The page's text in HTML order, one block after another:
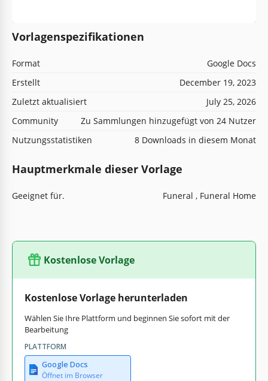
Vorlagenspezifikationen
Format
Google Docs
Erstellt
December 19, 2023
Zuletzt aktualisiert
July 25, 2026
Community
Zu Sammlungen hinzugefügt von 24 Nutzer
Nutzungsstatistiken
8 Downloads in diesem Monat
Hauptmerkmale dieser Vorlage
Geeignet für. Funeral , Funeral Home
Kostenlose Vorlage
Kostenlose Vorlage herunterladen
Wählen Sie Ihre Plattform und beginnen Sie sofort mit der
Bearbeitung
PLATTFORM
Google Docs
Öffnet im Browser